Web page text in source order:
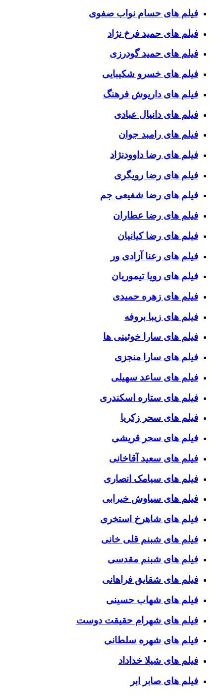
فیلم های حسام نواب صفوی
فیلم های حمید فرخ نژاد
فیلم های حمید گودرزی
فیلم های خسرو شکیبایی
فیلم های داریوش فرهنگ
فیلم های دانیال عبادی
فیلم های رامبد جوان
فیلم های رضا داوودنژاد
فیلم های رضا رویگری
فیلم های رضا شفیعی جم
فیلم های رضا عطاران
فیلم های رضا کیانیان
فیلم های رعنا آزادی ور
فیلم های رویا تیموریان
فیلم های زهره حمیدی
فیلم های زیبا بروفه
فیلم های سارا خوئینی ها
فیلم های سارا منجزی
فیلم های ساعد سهیلی
فیلم های ستاره اسکندری
فیلم های سحر زکریا
فیلم های سحر قریشی
فیلم های سعید آقاخانی
فیلم های سیامک انصاری
فیلم های سیاوش خیرابی
فیلم های شاهرخ استخری
فیلم های شبنم قلی خانی
فیلم های شبنم مقدسی
فیلم های شقایق فراهانی
فیلم های شهاب حسینی
فیلم های شهرام حقیقت دوست
فیلم های شهره سلطانی
فیلم های شیلا خداداد
فیلم های صابر ابر